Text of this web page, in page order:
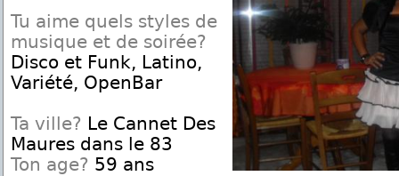
Tu aime quels styles de
musique et de soirée?
Disco et Funk, Latino,
Variété, OpenBar
Ta ville? Le Cannet Des
Maures dans le 83
Ton age? 59 ans